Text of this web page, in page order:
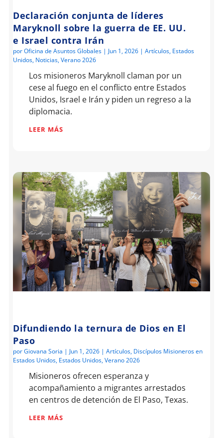
Declaración conjunta de líderes
Maryknoll sobre la guerra de EE. UU.
e Israel contra Irán
porOficina de Asuntos Globales | Jun 1, 2026 |Artículos, Estados
Unidos, Noticias,Verano 2026
Los misioneros Maryknoll claman por un
cese al fuego en el conflicto entre Estados
Unidos, Israel e Irán y piden un regreso a la
diplomacia.
LEER MÁS
Difundiendo la ternura de Dios en El
Paso
porGiovana Soria | Jun 1, 2026 |Artículos, Discípulos Misioneros en
Estados Unidos, Estados Unidos,Verano 2026
Misioneros ofrecen esperanza y
acompañamiento a migrantes arrestados
en centros de detención de El Paso, Texas.
LEER MÁS